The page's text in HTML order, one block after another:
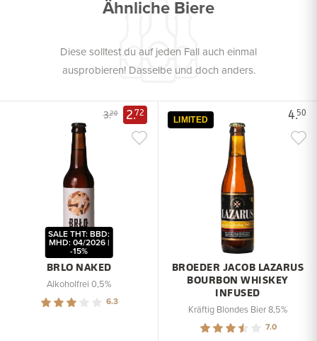
Ähnliche Biere
Diese solltest du auf jeden Fall auch einmal
ausprobieren! Dasselbe und doch anders.
3.20 2.72
BRLO NAKED
SALE THT: BBD:
MHD: 04/2026 |
-15%
Alkoholfrei 0,5%
6.3
4.50
LIMITED
BROEDER JACOB LAZARUS
BOURBON WHISKEY
INFUSED
Kräftig Blondes Bier 8,5%
7.0